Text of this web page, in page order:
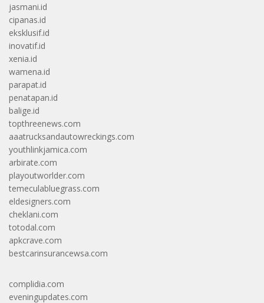
jasmani.id
cipanas.id
eksklusif.id
inovatif.id
xenia.id
wamena.id
parapat.id
penatapan.id
balige.id
topthreenews.com
aaatrucksandautowreckings.com
youthlinkjamica.com
arbirate.com
playoutworlder.com
temeculabluegrass.com
eldesigners.com
cheklani.com
totodal.com
apkcrave.com
bestcarinsurancewsa.com
complidia.com
eveningupdates.com